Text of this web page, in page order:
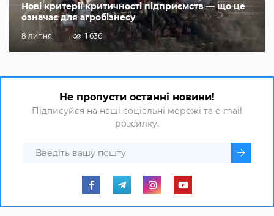
Нові критерії критичності підприємств — що це
означає для агробізнесу
8 липня 1 636
Не пропусти останні новини!
Підписуйся на наші соціальні мережі та e-mail
розсилку.